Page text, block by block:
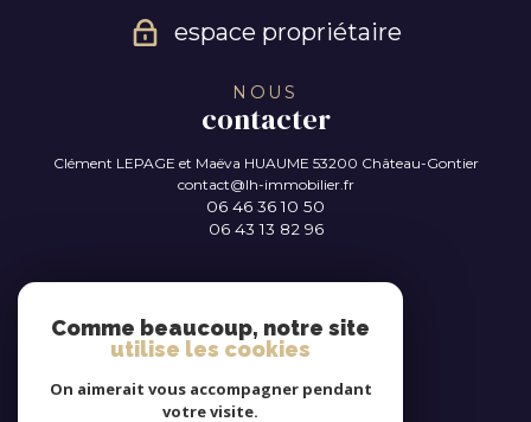
espace propriétaire
NOUS
contacter
06 43 13 82 96
06 46 36 10 50
contact@lh-immobilier.fr
Clément LEPAGE et Maëva HUAUME 53200 Château-Gontier
suivre
Comme beaucoup, notre site
utilise les cookies
On aimerait vous accompagner pendant
votre visite.